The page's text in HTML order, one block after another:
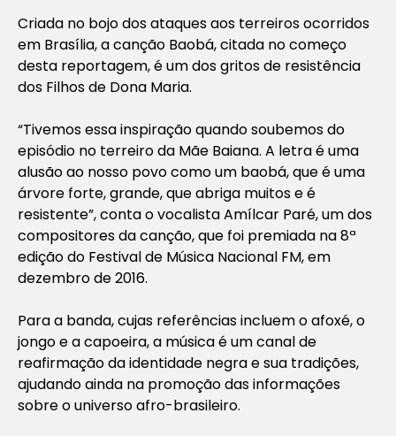
Criada no bojo dos ataques aos terreiros ocorridos
em Brasília, a canção Baobá, citada no começo
desta reportagem, é um dos gritos de resistência
dos Filhos de Dona Maria.
“Tivemos essa inspiração quando soubemos do
episódio no terreiro da Mãe Baiana. A letra é uma
alusão ao nosso povo como um baobá, que é uma
árvore forte, grande, que abriga muitos e é
resistente”, conta o vocalista Amílcar Paré, um dos
compositores da canção, que foi premiada na 8ª
edição do Festival de Música Nacional FM, em
dezembro de 2016.
Para a banda, cujas referências incluem o afoxé, o
jongo e a capoeira, a música é um canal de
reafirmação da identidade negra e sua tradições,
ajudando ainda na promoção das informações
sobre o universo afro-brasileiro.